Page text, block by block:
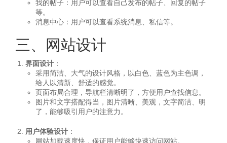
我的帖子：用户可以查看自己发布的帖子、回复的帖子
等。
消息中心：用户可以查看系统消息、私信等。
三、网站设计
界面设计 ：
采用简洁、大气的设计风格，以白色、蓝色为主色调，
给人以清新、舒适的感觉。
页面布局合理，导航栏清晰明了，方便用户查找信息。
图片和文字搭配得当，图片清晰、美观，文字简洁、明
了，能够吸引用户的注意力。
用户体验设计 ：
网站加载速度快，保证用户能够快速访问网站。